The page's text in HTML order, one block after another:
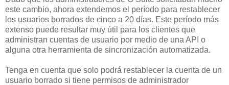
este cambio, ahora extendemos el período para restablecer
los usuarios borrados de cinco a 20 días. Este período más
extenso puede resultar muy útil para los clientes que
administran cuentas de usuario por medio de una API o
alguna otra herramienta de sincronización automatizada.
Tenga en cuenta que solo podrá restablecer la cuenta de un
usuario borrado si tiene permisos de administrador